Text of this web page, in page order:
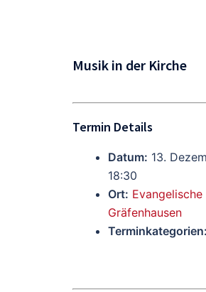
Musik in der Kirche
Termin Details
Datum: 13.
18:30
Ort:
Gräfenhausen
Terminkategorien: